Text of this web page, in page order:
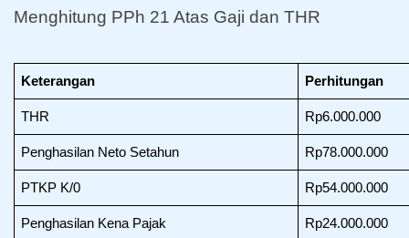
Menghitung PPh 21 Atas Gaji dan THR
Keterangan Perhitungan
THR Rp6.000.000
Penghasilan Neto Setahun Rp78.000.000
PTKP K/0 Rp54.000.000
Penghasilan Kena Pajak Rp24.000.000